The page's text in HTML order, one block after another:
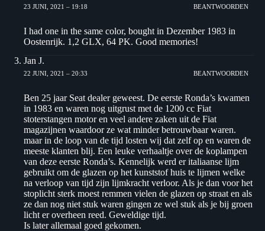
23 JUNI, 2021 – 19:18 BEANTWOORDEN
I had one in the same color, bought in Dezember 1983 in
Oostenrijk. 1,2 GLX, 64 PK. Good memories!
Jan J.
22 JUNI, 2021 – 20:33 BEANTWOORDEN
Ben 25 jaar Seat dealer geweest. De eerste Ronda’s kwamen
in 1983 en waren nog uitgrust met de 1200 cc Fiat
stoterstangen motor en veel andere zaken uit de Fiat
magazijnen waardoor ze wat minder betrouwbaar waren.
maar in de loop van de tijd losten wij dat zelf op en waren de
meeste klanten blij. Een leuke verhaaltje over de koplampen
van deze eerste Ronda’s. Kennelijk werd er italiaanse lijm
gebruikt om de glazen op het kunststof huis te lijmen welke
na verloop van tijd zijn lijmkracht verloor. Als je dan voor het
stoplicht sterk moest remmen vielen de glazen op straat en als
ze dan nog niet stuk waren gingen ze wel stuk als je bij groen
licht er overheen reed. Geweldige tijd.
Is later allemaal goed gekomen.